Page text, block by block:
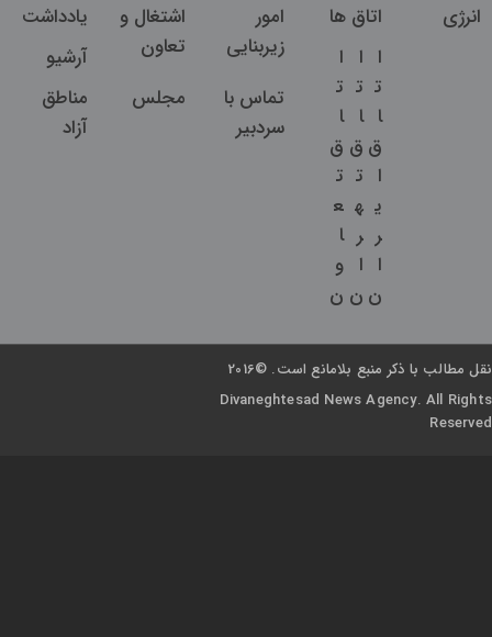
انرژی
اتاق ها
ا
ت
ا
ق
ا
ی
ر
ا
ن
ا
ت
ا
ق
ت
ه
ر
ا
ن
ا
ت
ا
ق
ت
ع
ا
و
ن
امور
زیربنایی
اشتغال و
تعاون
یادداشت
آرشیو
تماس با
سردبیر
مجلس
مناطق
آزاد
نقل مطالب با ذکر منبع بلامانع است. ©2016
Divaneghtesad News Agency. All Rights
Reserved